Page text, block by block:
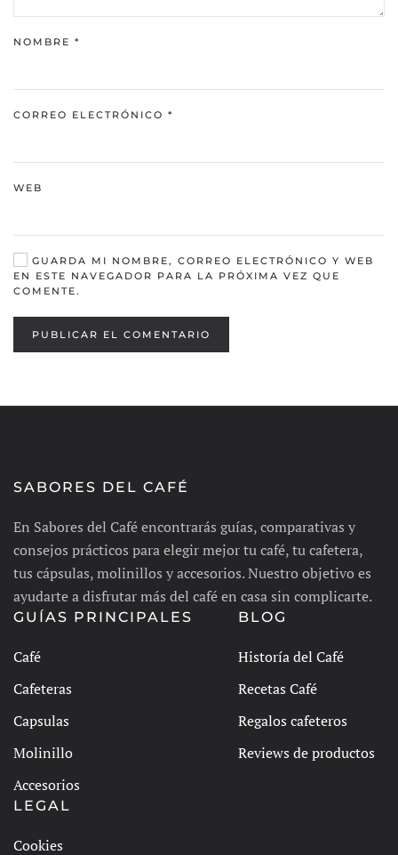
NOMBRE *
CORREO ELECTRÓNICO *
WEB
GUARDA MI NOMBRE, CORREO ELECTRÓNICO Y WEB
EN ESTE NAVEGADOR PARA LA PRÓXIMA VEZ QUE
COMENTE.
PUBLICAR EL COMENTARIO
SABORES DEL CAFÉ
En Sabores del Café encontrarás guías, comparativas y
consejos prácticos para elegir mejor tu café, tu cafetera,
tus cápsulas, molinillos y accesorios. Nuestro objetivo es
ayudarte a disfrutar más del café en casa sin complicarte.
GUÍAS PRINCIPALES
Café
Cafeteras
Capsulas
Molinillo
Accesorios
BLOG
Historía del Café
Recetas Café
Regalos cafeteros
Reviews de productos
LEGAL
Cookies